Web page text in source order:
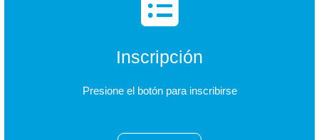
Inscripción
Presione el botón para inscribirse